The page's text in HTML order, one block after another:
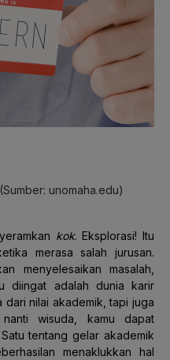
unomaha.edu)
kok. Eksplorasi! Itu
merasa salah jurusan.
menyelesaikan masalah,
diingat adalah dunia karir
dari nilai akademik, tapi juga
wisuda, kamu dapat
tentang gelar akademik
menaklukkan hal